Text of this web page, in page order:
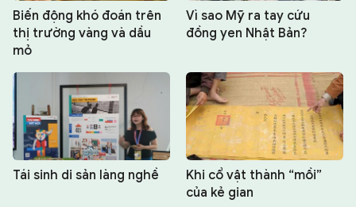
Biến động khó đoán trên
thị trường vàng và dầu
mỏ
Vì sao Mỹ ra tay cứu
đồng yen Nhật Bản?
Tái sinh di sản làng nghề
Khi cổ vật thành “mồi”
của kẻ gian